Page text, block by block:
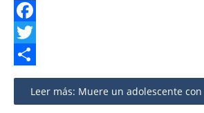
Facebook
Twitter
Share
Leer más: Muere un adolescente